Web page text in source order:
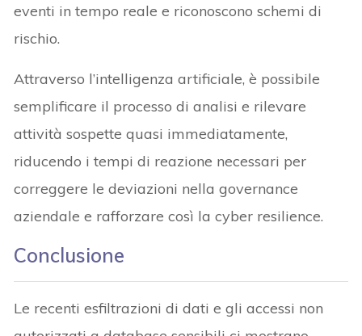
eventi in tempo reale e riconoscono schemi di
rischio.
Attraverso l’intelligenza artificiale, è possibile
semplificare il processo di analisi e rilevare
attività sospette quasi immediatamente,
riducendo i tempi di reazione necessari per
correggere le deviazioni nella governance
aziendale e rafforzare così la cyber resilience.
Conclusione
Le recenti esfiltrazioni di dati e gli accessi non